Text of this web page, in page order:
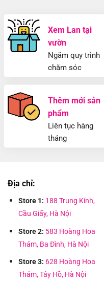
Xem Lan tại
vườn
Ngắm quy trình
chăm sóc
Thêm mới sản
phẩm
Liên tục hàng
tháng
Địa chỉ:
Store 1: 188 Trung Kính,
Cầu Giấy, Hà Nội
Store 2: 583 Hoàng Hoa
Thám, Ba Đình, Hà Nội
Store 3: 628 Hoàng Hoa
Thám, Tây Hồ, Hà Nội